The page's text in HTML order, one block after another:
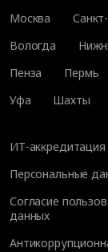
Москва
Вологда
Пенза
Пермь
Уфа
Шахты
ИТ-аккредитация
Персональные
Согласие
данных